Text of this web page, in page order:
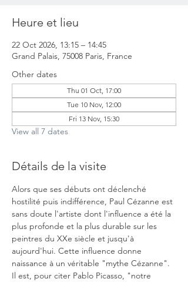
Heure et lieu
22 Oct 2026, 13:15 – 14:45
Grand Palais, 75008 Paris, France
Other dates
Thu 01 Oct, 17:00
Tue 10 Nov, 12:00
Fri 13 Nov, 15:30
View all 7 dates
Détails de la visite
Alors que ses débuts ont déclenché
hostilité puis indifférence, Paul Cézanne est
sans doute l'artiste dont l'influence a été la
plus profonde et la plus durable sur les
peintres du XXe siècle et jusqu'à
aujourd'hui. Cette influence donne
naissance à un véritable "mythe Cézanne".
Il est, pour citer Pablo Picasso, "notre